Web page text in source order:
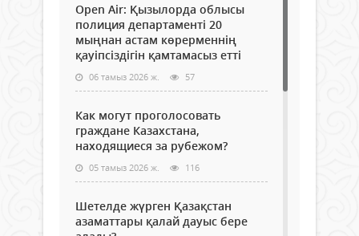
Open Air: Қызылорда облысы
полиция департаменті 20
мыңнан астам көрерменнің
қауіпсіздігін қамтамасыз етті
06 тамыз 2026 ж. 57
Как могут проголосовать
граждане Казахстана,
находящиеся за рубежом?
05 тамыз 2026 ж. 116
Шетелде жүрген Қазақстан
азаматтары қалай дауыс бере